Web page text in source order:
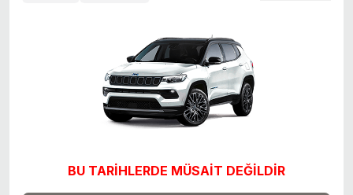
BU TARİHLERDE MÜSAİT DEĞİLDİR